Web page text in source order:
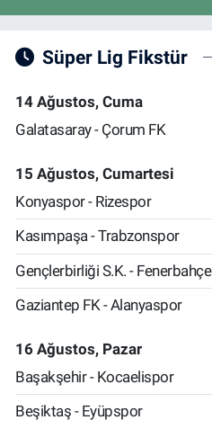
Süper Lig Fikstür
14 Ağustos, Cuma
Galatasaray - Çorum FK
15 Ağustos, Cumartesi
Konyaspor - Rizespor
Kasımpaşa - Trabzonspor
Gençlerbirliği S.K. - Fenerbahçe
Gaziantep FK - Alanyaspor
16 Ağustos, Pazar
Başakşehir - Kocaelispor
Beşiktaş - Eyüpspor